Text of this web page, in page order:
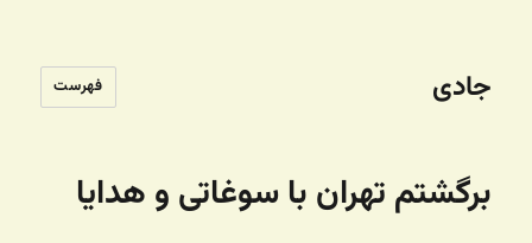
جادی فهرست
برگشتم تهران با سوغاتی و هدایا